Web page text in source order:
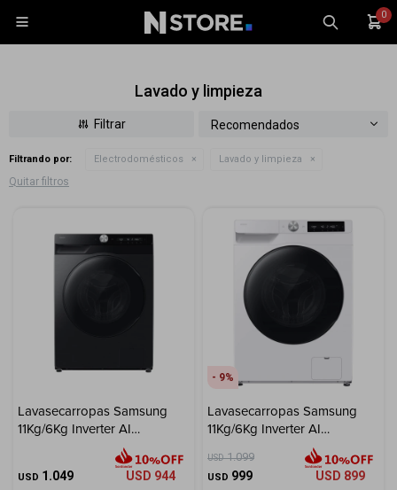
0

Lavado y limpieza
Recomendados
Filtrando por: Electrodomésticos Lavado y limpieza
Quitar filtros
Lavasecarropas Samsung
11Kg/6Kg Inverter AI
USD 1.049 USD 944
9
Lavasecarropas Samsung
11Kg/6Kg Inverter AI
Ecobubble - White
USD 1.099
USD 999 USD 899
Tecnología
Electrodomésticos
Gaming